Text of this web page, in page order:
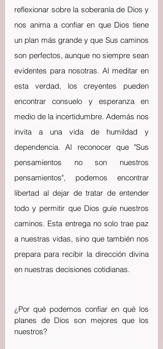
reflexionar sobre la soberanía de Dios y
nos anima a confiar en que Dios tiene
un plan más grande y que Sus caminos
son perfectos, aunque no siempre sean
evidentes para nosotras. Al meditar en
esta verdad, los creyentes pueden
encontrar consuelo y esperanza en
medio de la incertidumbre. Además nos
invita a una vida de humildad y
dependencia. Al reconocer que "Sus
pensamientos no son nuestros
pensamientos", podemos encontrar
libertad al dejar de tratar de entender
todo y permitir que Dios guíe nuestros
caminos. Esta entrega no solo trae paz
a nuestras vidas, sino que también nos
prepara para recibir la dirección divina
en nuestras decisiones cotidianas.
¿Por qué podemos confiar en qué los
planes de Dios son mejores que los
nuestros?